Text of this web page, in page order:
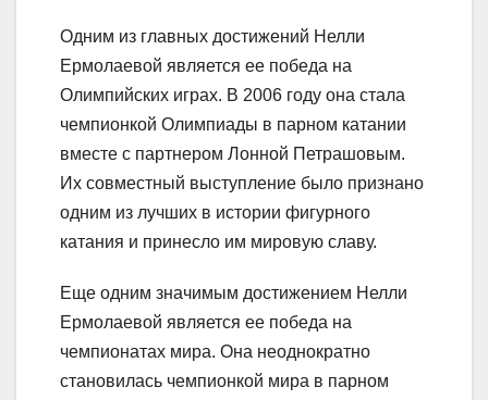
Одним из главных достижений Нелли
Ермолаевой является ее победа на
Олимпийских играх. В 2006 году она стала
чемпионкой Олимпиады в парном катании
вместе с партнером Лонной Петрашовым.
Их совместный выступление было признано
одним из лучших в истории фигурного
катания и принесло им мировую славу.
Еще одним значимым достижением Нелли
Ермолаевой является ее победа на
чемпионатах мира. Она неоднократно
становилась чемпионкой мира в парном